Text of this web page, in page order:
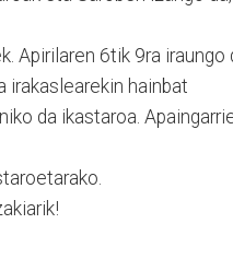
Apirilaren 6tik 9ra iraungo
irakaslearekin hainbat
da ikastaroa.